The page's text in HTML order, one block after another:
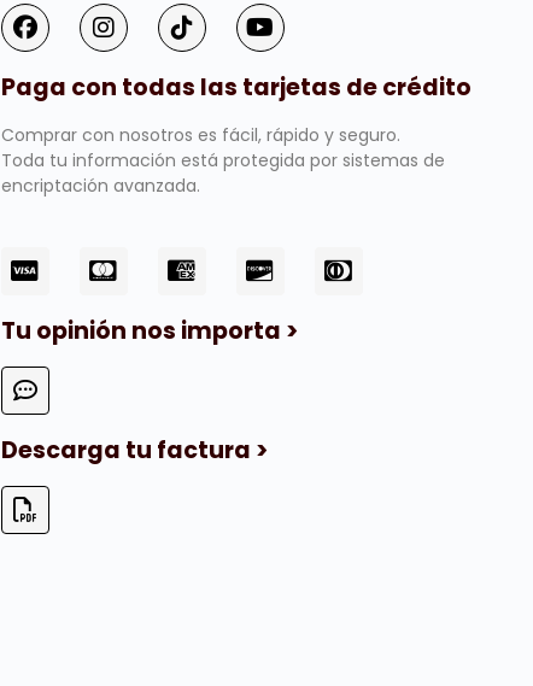
Paga con todas las tarjetas de crédito
Comprar con nosotros es fácil, rápido y seguro.
Toda tu información está protegida por sistemas de
encriptación avanzada.
Tu opinión nos importa >
Descarga tu factura >